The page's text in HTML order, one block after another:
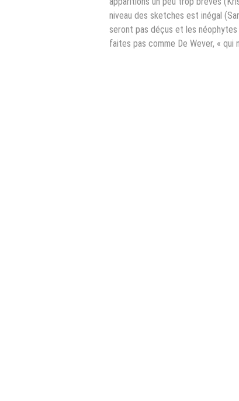
niveau des sketches est inégal
seront pas déçus et les
faites pas comme De Wever, «